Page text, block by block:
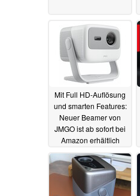
Mit Full HD-Auflösung
und smarten Features:
Neuer Beamer von
JMGO ist ab sofort bei
Amazon erhältlich
04.08.2024